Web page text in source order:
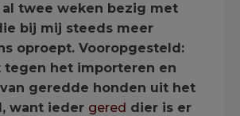
twee weken bezig met
bij mij steeds meer
oproept. Vooropgesteld:
tegen het importeren en
van geredde honden uit het
want ieder gered dier is er